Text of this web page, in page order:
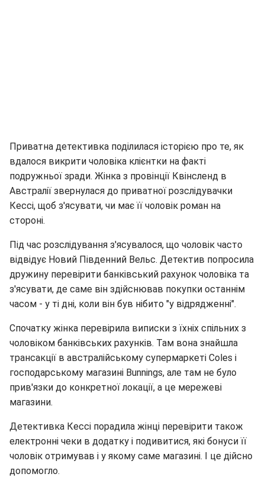
Приватна детективка поділилася історією про те, як
вдалося викрити чоловіка клієнтки на факті
подружньої зради. Жінка з провінції Квінсленд в
Австралії звернулася до приватної розслідувачки
Кессі, щоб з'ясувати, чи має її чоловік роман на
стороні.
Під час розслідування з'ясувалося, що чоловік часто
відвідує Новий Південний Вельс. Детектив попросила
дружину перевірити банківський рахунок чоловіка та
з'ясувати, де саме він здійснював покупки останнім
часом - у ті дні, коли він був нібито "у відрядженні".
Спочатку жінка перевірила виписки з їхніх спільних з
чоловіком банківських рахунків. Там вона знайшла
трансакції в австралійському супермаркеті Coles і
господарському магазині Bunnings, але там не було
прив'язки до конкретної локації, а це мережеві
магазини.
Детективка Кессі порадила жінці перевірити також
електронні чеки в додатку і подивитися, які бонуси її
чоловік отримував і у якому саме магазині. І це дійсно
допомогло.